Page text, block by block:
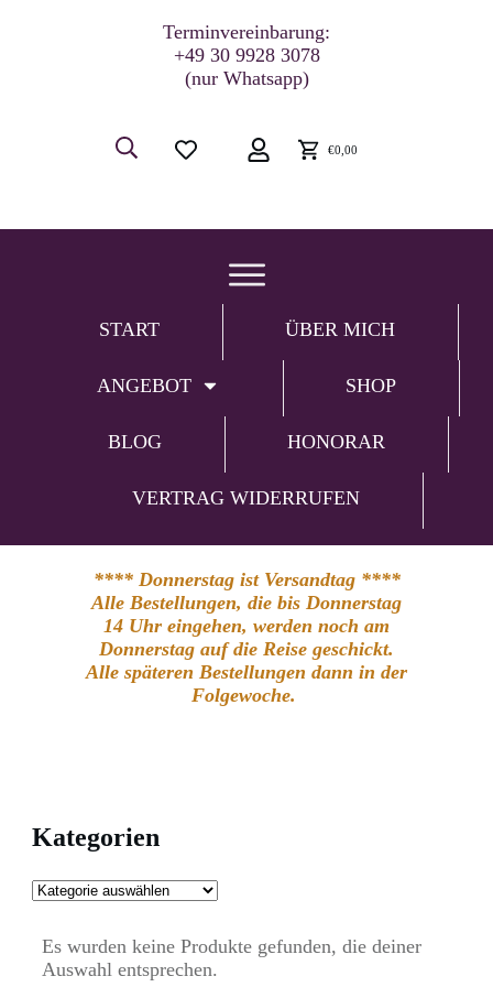
Terminvereinbarung:
+49 30 9928 3078
(nur Whatsapp)
€0,00
START ÜBER MICH
ANGEBOT SHOP
BLOG HONORAR
VERTRAG WIDERRUFEN
**** Donnerstag ist Versandtag ****
Alle Bestellungen, die bis Donnerstag
14 Uhr eingehen, werden noch am
Donnerstag auf die Reise geschickt.
Alle späteren Bestellungen dann in der
Folgewoche.
Kategorien
Es wurden keine Produkte gefunden, die deiner
Auswahl entsprechen.